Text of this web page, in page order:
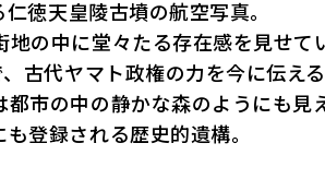
徳天皇陵古墳の航空写真。
の中に堂々たる存在感を見せて
古代ヤマト政権の力を今に伝える
市の中の静かな森のようにも見
登録される歴史的遺構。